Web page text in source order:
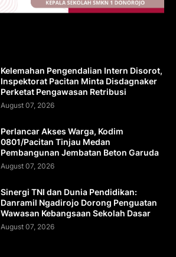
Kelemahan Pengendalian Intern Disorot,
Inspektorat Pacitan Minta Disdagnaker
Perketat Pengawasan Retribusi
August 07, 2026
Perlancar Akses Warga, Kodim
0801/Pacitan Tinjau Medan
Pembangunan Jembatan Beton Garuda
August 07, 2026
Sinergi TNI dan Dunia Pendidikan:
Danramil Ngadirojo Dorong Penguatan
Wawasan Kebangsaan Sekolah Dasar
August 07, 2026